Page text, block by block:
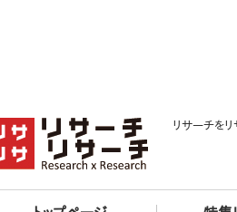
リサーチを